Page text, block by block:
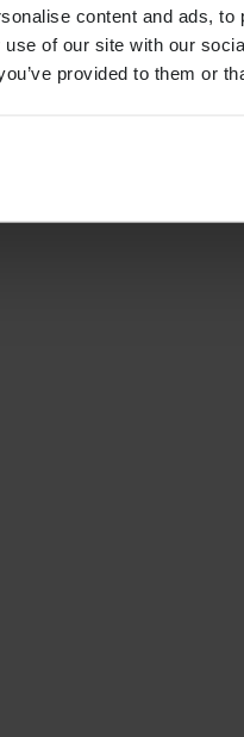
content and ads,
use of our site with our
provided to them or